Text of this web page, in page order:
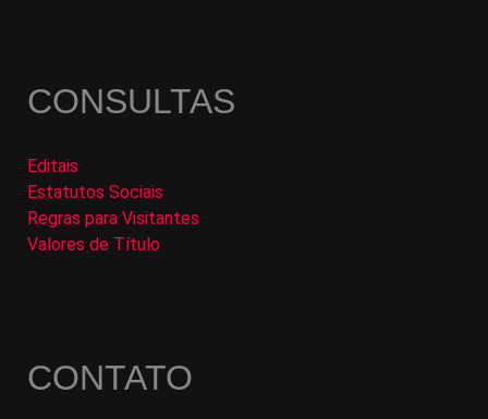
CONSULTAS
Editais
Estatutos Sociais
Regras para Visitantes
Valores de Título
CONTATO